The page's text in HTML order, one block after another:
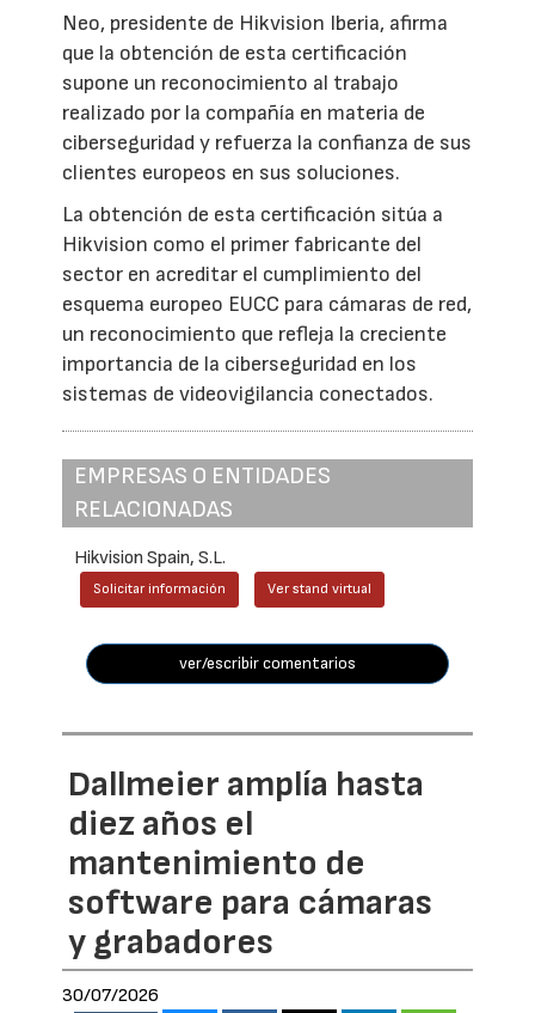
Neo, presidente de Hikvision Iberia, afirma
que la obtención de esta certificación
supone un reconocimiento al trabajo
realizado por la compañía en materia de
ciberseguridad y refuerza la confianza de sus
clientes europeos en sus soluciones.
La obtención de esta certificación sitúa a
Hikvision como el primer fabricante del
sector en acreditar el cumplimiento del
esquema europeo EUCC para cámaras de red,
un reconocimiento que refleja la creciente
importancia de la ciberseguridad en los
sistemas de videovigilancia conectados.
EMPRESAS O ENTIDADES
RELACIONADAS
Hikvision Spain, S.L.
Solicitar información Ver stand virtual
ver/escribir comentarios
Dallmeier amplía hasta
diez años el
mantenimiento de
software para cámaras
y grabadores
30/07/2026